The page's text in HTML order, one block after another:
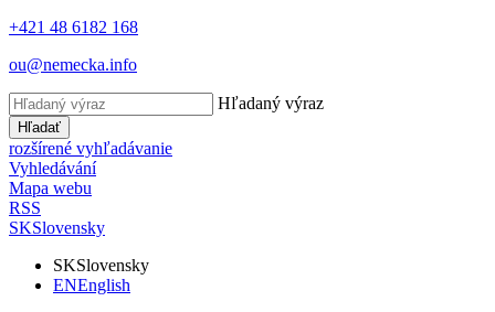
+421 48 6182 168
ou@nemecka.info
Hľadaný výraz
Hľadať
rozšírené vyhľadávanie
Vyhledávání
Mapa webu
RSS
SKSlovensky
SKSlovensky
ENEnglish